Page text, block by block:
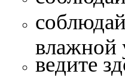
влажной
ведите